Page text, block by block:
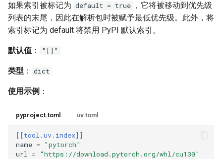
如果索引被标记为 default = true
，它将被移动到优先级
列表的末尾，因此在解析包时被赋予最低优先级。此外，将
索引标记为 default 将禁用 PyPI 默认索引。
默认值 ： "[]"
类型 ： dict
使用示例 ：
pyproject.toml uv.toml
[[tool.uv.index]]
name =
"pytorch"
url
= "https://download.pytorch.org/whl/cu130"